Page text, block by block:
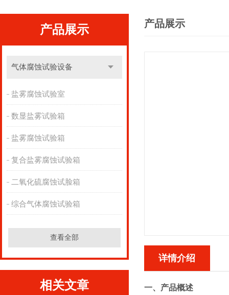
产品展示
气体腐蚀试验设备
盐雾腐蚀试验室
数显盐雾试验箱
盐雾腐蚀试验箱
复合盐雾腐蚀试验箱
二氧化硫腐蚀试脸箱
综合气体腐蚀试验箱
查看全部
相关文章
产品展示
详情介绍
一、产品概述